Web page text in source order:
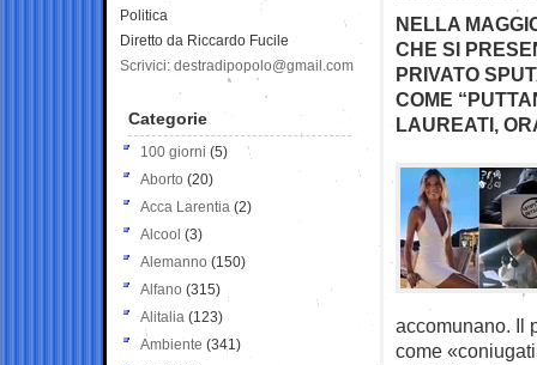
NELLA
CHE SI
PRIVATO
COME
LAUREATI,
accomunano. Il
come
Politica
Diretto da Riccardo Fucile
Scrivici: destradipopolo@gmail.com
Categorie
100 giorni (5)
Aborto (20)
Acca Larentia (2)
Alcool (3)
Alemanno (150)
Alfano (315)
Alitalia (123)
Ambiente (341)